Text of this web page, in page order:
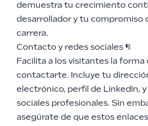
demuestra tu crecimiento
desarrollador y tu compromiso
carrera.
Contacto y redes sociales ¶
Facilita a los visitantes la forma
contactarte. Incluye tu
electrónico, perfil de LinkedIn,
sociales profesionales. Sin
asegúrate de que estos